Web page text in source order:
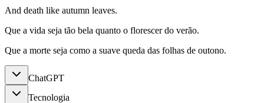
And death like autumn leaves.
Que a vida seja tão bela quanto o florescer do verão.
Que a morte seja como a suave queda das folhas de outono.
ChatGPT
Tecnologia